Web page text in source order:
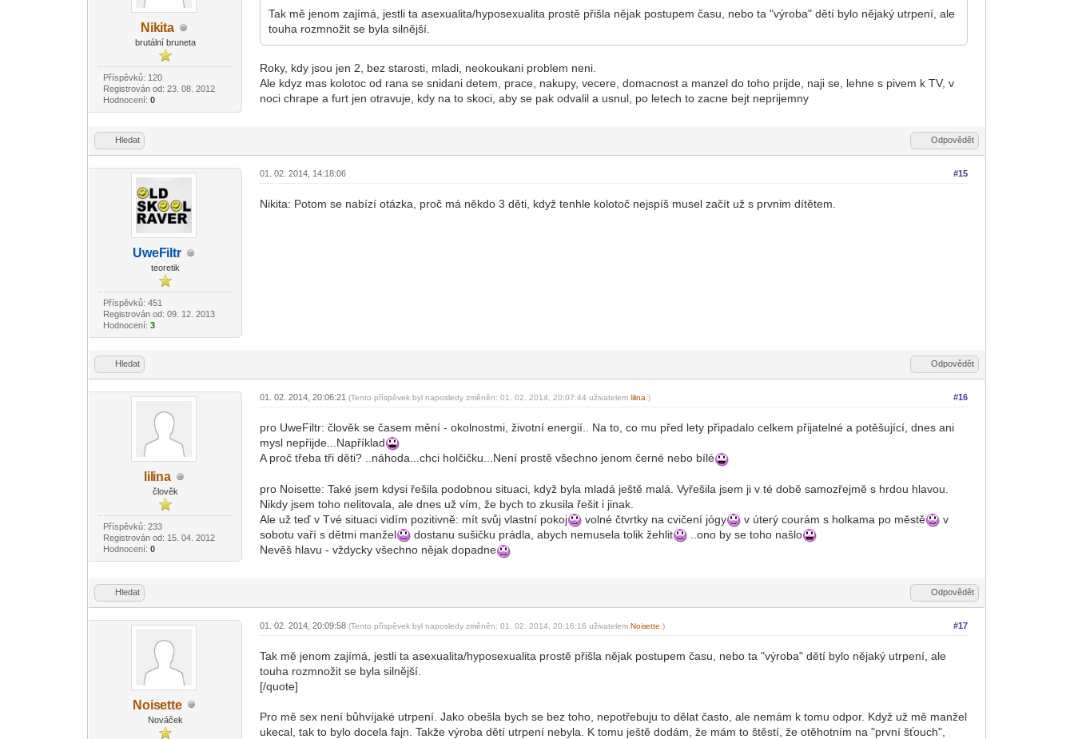
Nikita
brutální bruneta
Příspěvků: 120
Registrován od: 23. 08. 2012
Hodnocení: 0
Tak mě jenom zajímá, jestli ta asexualita/hyposexualita prostě přišla nějak postupem času, nebo ta "výroba" dětí bylo nějaký utrpení, ale
touha rozmnožit se byla silnější.
Roky, kdy jsou jen 2, bez starosti, mladi, neokoukani problem neni.
Ale kdyz mas kolotoc od rana se snidani detem, prace, nakupy, vecere, domacnost a manzel do toho prijde, naji se, lehne s pivem k TV, v
noci chrape a furt jen otravuje, kdy na to skoci, aby se pak odvalil a usnul, po letech to zacne bejt neprijemny
Hledat Odpovědět
UweFiltr
teoretik
Příspěvků: 451
Registrován od: 09. 12. 2013
Hodnocení: 3
#15
01. 02. 2014, 14:18:06
Nikita: Potom se nabízí otázka, proč má někdo 3 děti, když tenhle kolotoč nejspíš musel začít už s prvnim dítětem.
Hledat Odpovědět
lil ina
člověk
Příspěvků: 233
Registrován od: 15. 04. 2012
Hodnocení: 0
#16
01. 02. 2014, 20:06:21(Tento příspěvek byl naposledy změněn: 01. 02. 2014, 20:07:44 uživatelemlilina .)
pro UweFiltr: člověk se časem mění - okolnostmi, životní energií.. Na to, co mu před lety připadalo celkem přijatelné a potěšující, dnes ani
mysl nepřijde...Například
A proč třeba tři děti? ..náhoda...chci holčičku...Není prostě všechno jenom černé nebo bílé
pro Noisette: Také jsem kdysi řešila podobnou situaci, když byla mladá ještě malá. Vyřešila jsem ji v té době samozřejmě s hrdou hlavou.
Nikdy jsem toho nelitovala, ale dnes už vím, že bych to zkusila řešit i jinak.
Ale už teď v Tvé situaci vidím pozitivně: mít svůj vlastní pokoj
volné čtvrtky na cvičení jógy v úterý courám s holkama po městě
v
sobotu vaří s dětmi manžel
dostanu sušičku prádla, abych nemusela tolik žehlit
..ono by se toho našlo
Nevěš hlavu - vždycky všechno nějak dopadne
Hledat Odpovědět
Noisette
Nováček
#17
01. 02. 2014, 20:09:58(Tento příspěvek byl naposledy změněn: 01. 02. 2014, 20:16:16 uživatelemNoisette .)
Tak mě jenom zajímá, jestli ta asexualita/hyposexualita prostě přišla nějak postupem času, nebo ta "výroba" dětí bylo nějaký utrpení, ale
touha rozmnožit se byla silnější.
[/quote]
Pro mě sex není bůhvíjaké utrpení. Jako obešla bych se bez toho, nepotřebuju to dělat často, ale nemám k tomu odpor. Když už mě manžel
ukecal, tak to bylo docela fajn. Takže výroba dětí utrpení nebyla. K tomu ještě dodám, že mám to štěstí, že otěhotním na "první šťouch",